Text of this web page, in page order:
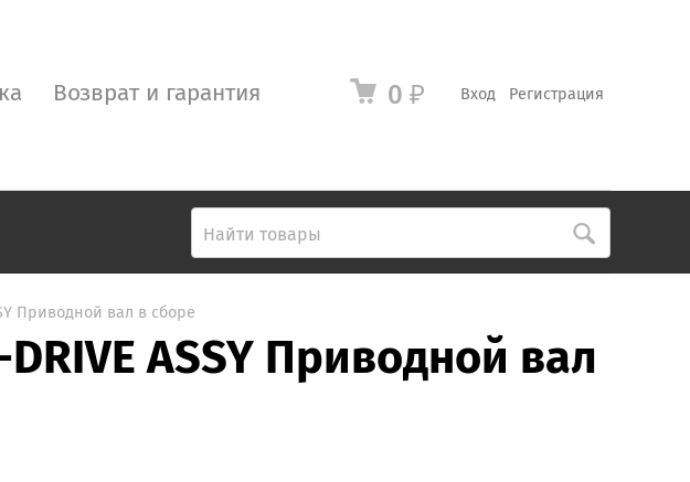
Вход Регистрация
0 ₽
Возврат и гарантия
Приводной вал в сборе
DRIVE ASSY Приводной вал